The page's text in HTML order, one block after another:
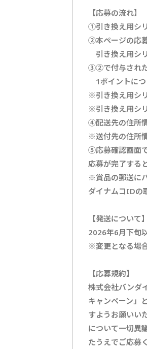
【応募の流れ】
①引き換え用シ
②本ページの応
引き換え用シ
③②で付与された
1ポイントにつ
※引き換え用シ
※引き換え用シ
④配送先の住所
※送付先の住所
⑤応募確認画面
応募が完了する
※賞品の郵送に
ダイナムコIDの
【発送について】
2026年6月下旬
※変更となる場
【応募規約】
株式会社バンダ
キャンペーン」
すようお願いい
について一切異
たうえでご応募